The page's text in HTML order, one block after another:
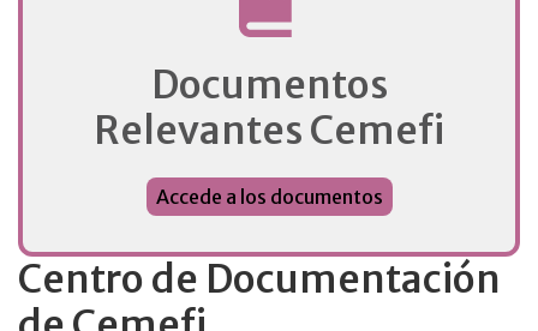
Documentos
Relevantes Cemefi
Accede a los documentos
Centro de Documentación